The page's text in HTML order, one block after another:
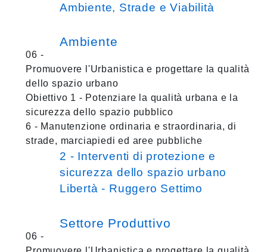
Ambiente, Strade e Viabilità
Ambiente
06 -
Promuovere l'Urbanistica e progettare la qualità
dello spazio urbano
Obiettivo 1 - Potenziare la qualità urbana e la
sicurezza dello spazio pubblico
6 - Manutenzione ordinaria e straordinaria, di
strade, marciapiedi ed aree pubbliche
2 - Interventi di protezione e
sicurezza dello spazio urbano
Libertà - Ruggero Settimo
Settore Produttivo
06 -